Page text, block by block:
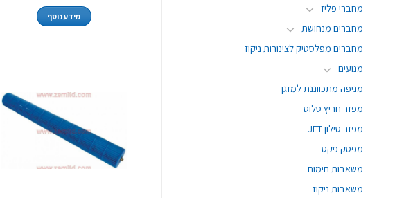
מחברי פליז
מחברים מנחושת
מחברים מפלסטיק לצינורות ניקוז
מנועים
מניפה מתכווננת למזגן
מפזר חריץ סלוט
מפזר סילון JET
מפסק פקט
משאבות חימום
משאבות ניקוז
מידע נוסף